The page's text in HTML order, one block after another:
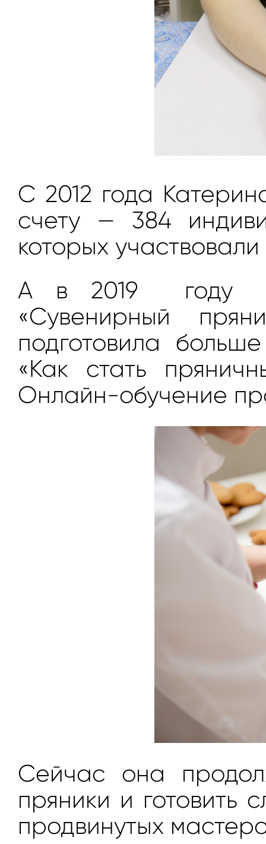
С 2012 года
счету — 384
которых
А в 2019 году
«Сувенирный
подготовила
«Как стать
Онлайн-обучение
Сейчас она
пряники и
продвинутых